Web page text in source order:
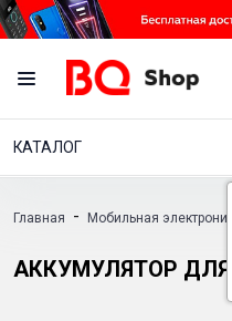
КАТАЛОГ
Главная - Мобильная
АККУМУЛЯТОР ДЛЯ